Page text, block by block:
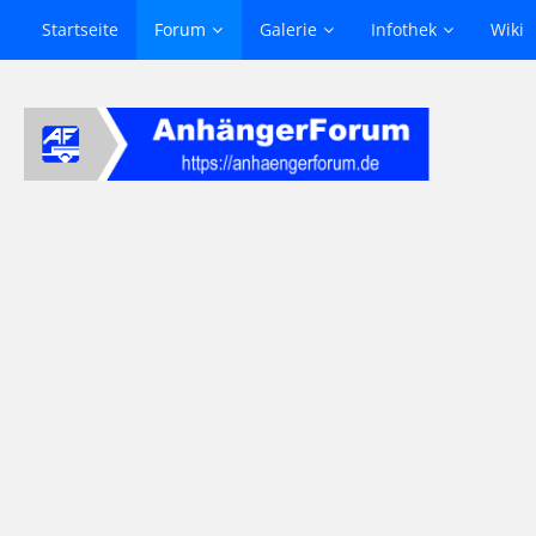
Startseite Forum Galerie Infothek Wiki